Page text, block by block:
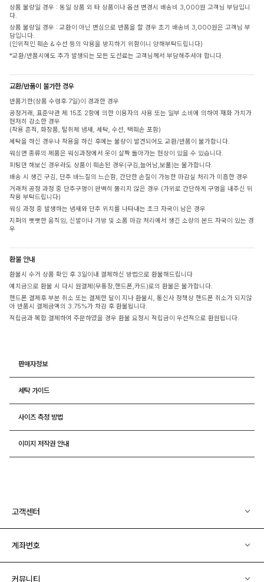
상품 불량일 경우 : 동일 상품 외 타 상품이나 옵션 변경시 배송비 3,000원 고객님 부담입니
다.
상품 불량일 경우 : 교환이 아닌 변심으로 반품을 할 경우 초기 배송비 3,000원은 고객님 부
담입니다.
(인위적인 훼손 & 수선 등의 악용을 방지하기 위함이니 양해부탁드립니다)
*교환/반품시에도 추가 발생되는 모든 도선료는 고객님께서 부담해주셔야 합니다.
교환/반품이 불가한 경우
반품기한(상품 수령후 7일)이 경과한 경우
공정거래, 표준약관 제 15조 2항에 의한 이용자의 사용 또는 일부 소비에 의하여 재화 가치가
현저히 감소한 경우
(착용 흔적, 화장품, 탈취제 냄새, 세탁, 수선, 택훼손 포함)
세탁을 하신 경우나 착용을 하신 후에는 불량이 발견되어도 교환/반품이 불가합니다.
워싱면 종류의 제품은 워싱과정에서 옷이 살짝 돌아가는 현상이 있을 수 있습니다.
피팅만 해보신 경우라도 상품이 훼손된 경우(구김,늘어남,보풀)는 불가합니다.
배송 시 생긴 구김, 단추 바느질의 느슨함, 간단한 손질이 가능한 마감실 처리가 미흡한 경우
거래처 공정 과정 중 단추구멍이 완벽히 뚫리지 않은 경우 (가위로 간단하게 구멍을 내주신 뒤
착용 부탁드립니다)
워싱 과정 중 발생하는 냄새와 단추 위치를 나타내는 초크 자국이 남은 경우
지퍼의 뻣뻣한 움직임, 신발이나 가방 및 소품 마감 처리에서 생긴 소량의 본드 자국이 있는 경
우
환불 안내
환불시 수거 상품 확인 후 3일이내 결제하신 방법으로 환불해드립니다
예치금으로 환불 시 다시 원결제(무통장,핸드폰,카드)로의 환불은 불가합니다.
핸드폰 결제후 부분 취소 또는 결제한 달이 지나 환불시, 통신사 정책상 핸드폰 취소가 되지않
아 반품시 결제금액의 3.75%가 차감 후 환불됩니다.
적립금과 복합 결제하여 주문하였을 경우 환불 요청시 적립금이 우선적으로 환원됩니다.
판매자정보
세탁 가이드
사이즈 측정 방법
이미지 저작권 안내
고객센터
계좌번호
커뮤니티